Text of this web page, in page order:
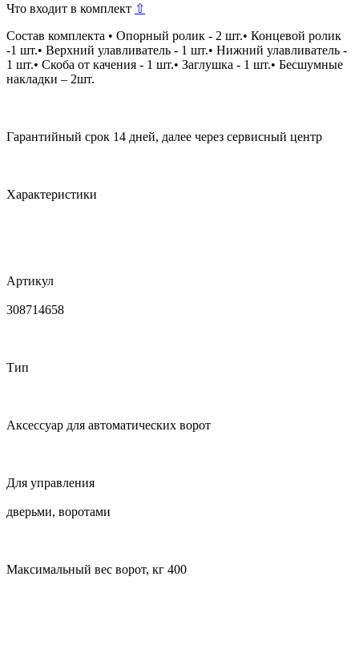
Что входит в комплект ⇧
Состав комплекта • Опорный ролик - 2 шт.• Концевой ролик
-1 шт.• Верхний улавливатель - 1 шт.• Нижний улавливатель -
1 шт.• Скоба от качения - 1 шт.• Заглушка - 1 шт.• Бесшумные
накладки – 2шт.
Гарантийный срок 14 дней, далее через сервисный центр
Характеристики
Артикул
308714658
Тип
Аксессуар для автоматических ворот
Для управления
дверьми, воротами
Максимальный вес ворот, кг 400